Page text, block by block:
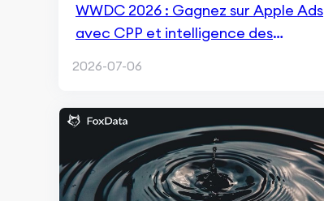
WWDC 2026 : Gagnez sur Apple Ads
avec CPP et intelligence des
2026-07-06